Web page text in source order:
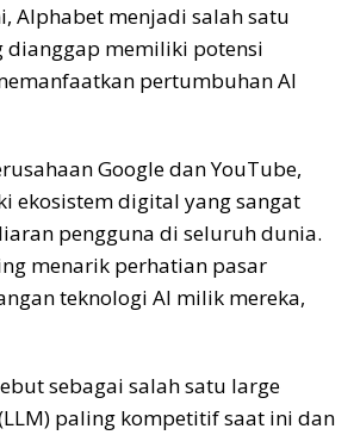
Alphabet menjadi salah satu
dianggap memiliki potensi
pertumbuhan AI
Google dan YouTube,
ekosistem digital yang sangat
pengguna di seluruh dunia.
menarik perhatian pasar
teknologi AI milik mereka,
sebagai salah satu large
paling kompetitif saat ini dan